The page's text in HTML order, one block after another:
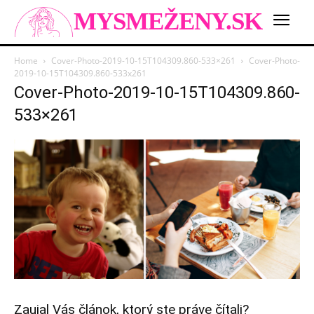
MYSMEŽENY.SK
Home Cover-Photo-2019-10-15T104309.860-533×261
Cover-Photo-
2019-10-15T104309.860-533x261
Cover-Photo-2019-10-15T104309.860-
533×261
Zaujal Vás článok, ktorý ste práve čítali?